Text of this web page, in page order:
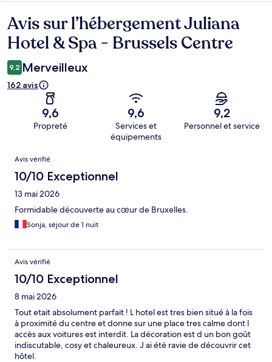
Avis
Avis sur l’hébergement Juliana
Hotel & Spa - Brussels Centre
9,2 Merveilleux
162 avis
9,6
Propreté
9,6
Services et
équipements
9,2
Personnel et service
Avis
Avis vérifié
10/10 Exceptionnel
13 mai 2026
Formidable découverte au cœur de Bruxelles.
Sonja, séjour de 1 nuit
Avis vérifié
10/10 Exceptionnel
8 mai 2026
Tout etait absolument parfait ! L hotel est tres bien situé à la fois
à proximité du centre et donne sur une place tres calme dont l
accès aux voitures est interdit. La décoration est d un bon goût
indiscutable, cosy et chaleureux. J ai été ravie de découvrir cet
hôtel.